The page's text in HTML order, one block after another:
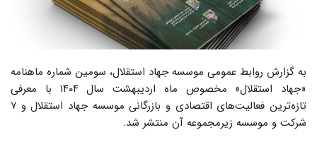
به گزارش روابط عمومی موسسه جهاد استقلال، سومین شماره ماهنامه
«جهاد استقلال» مخصوص ماه اردیبهشت سال ۱۴۰۴ با معرفی
تازه‌ترین فعالیت‌های اقتصادی و بازرگانی موسسه جهاد استقلال و ۷
شرکت و موسسه زیرمجموعه آن منتشر شد.